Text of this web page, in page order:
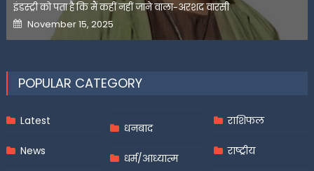
इंडस्ट्री को पता है कि मैं कहीं नहीं जाने वाला-अरशद वारसी
Posted
on
November 15, 2025
POPULAR CATEGORY
Latest
News
धनबाद
धर्म/आध्यात्म
राशिफल
राष्ट्रीय